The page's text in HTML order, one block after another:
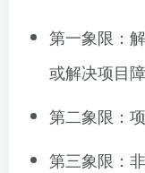
第一象限：
或解决项目
第二象限：
第三象限：